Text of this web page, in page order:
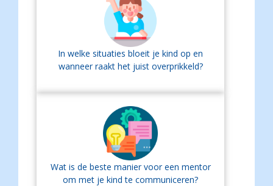
In welke situaties bloeit je kind op en
wanneer raakt het juist overprikkeld?
Wat is de beste manier voor een mentor
om met je kind te communiceren?